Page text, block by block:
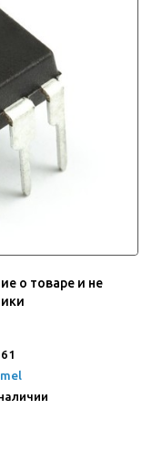
о товаре и не